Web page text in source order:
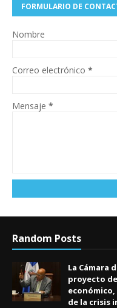
FORMULARIO DE
Nombre
Correo electrónico *
Mensaje *
Random Posts
La Cámara
proyecto
de la crisis